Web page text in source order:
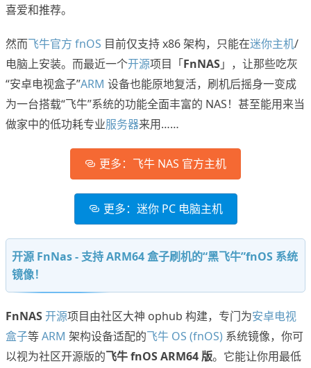
喜爱和推荐。
然而飞牛官方 fnOS 目前仅支持 x86 架构，只能在迷你主机/
电脑上安装。而最近一个开源项目「FnNAS」，让那些吃灰
“安卓电视盒子”ARM 设备也能原地复活，刷机后摇身一变成
为一台搭载“飞牛”系统的功能全面丰富的 NAS！甚至能用来当
做家中的低功耗专业服务器来用……
更多：飞牛 NAS 官方主机
更多：迷你 PC 电脑主机
开源 FnNas - 支持 ARM64 盒子刷机的“黑飞牛”fnOS 系统
镜像！
FnNAS开源项目由社区大神 ophub 构建，专门为安卓电视
盒子等ARM 架构设备适配的飞牛 OS (fnOS) 系统镜像，你可
以视为社区开源版的飞牛 fnOS ARM64 版。它能让你用最低